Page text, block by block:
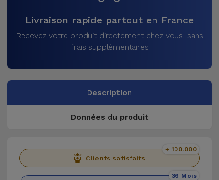
Livraison rapide partout en France
Recevez votre produit directement chez vous, sans
frais supplémentaires
Description
Données du produit
Clients satisfaits
+ 100.000
36 Mois